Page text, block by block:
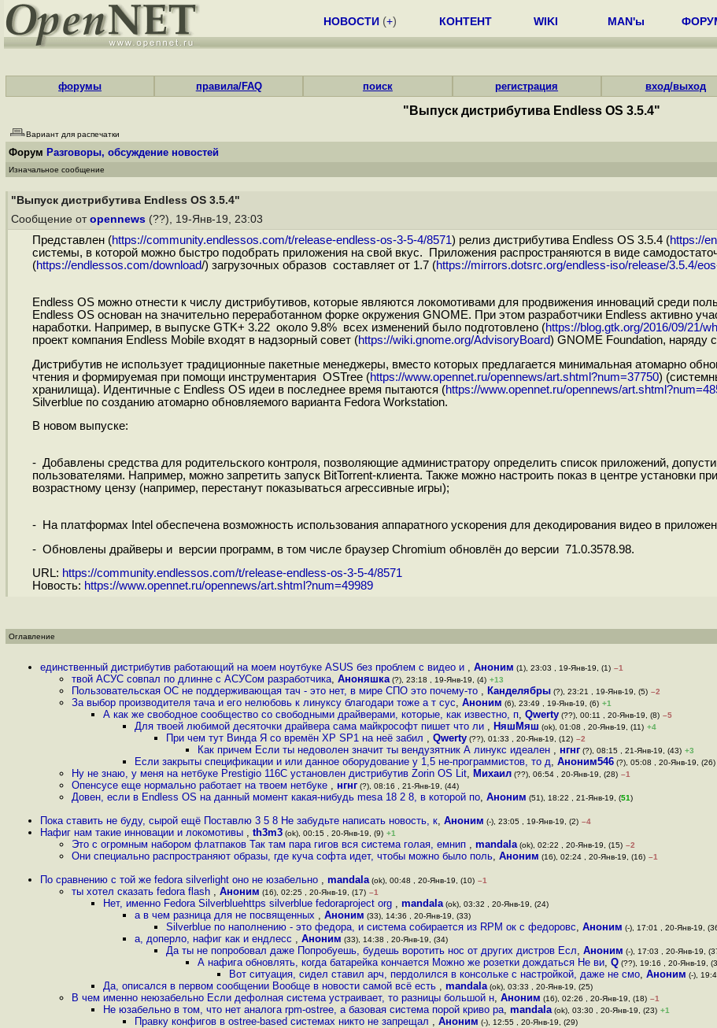
НОВОСТИ (+) КОНТЕНТ WIKI MAN'ы
форумы правила/FAQ поиск регистрация вход/выход
"Выпуск дистрибутива Endless OS 3.5.4"
Вариант для распечатки
Форум Разговоры, обсуждение новостей
Изначальное сообщение
"Выпуск дистрибутива Endless OS 3.5.4"
Сообщение от opennews (??), 19-Янв-19, 23:03
Представлен (https://community.endlessos.com/t/release-endless-os-3-5-4/8571) релиз дистрибутива Endless OS 3.5.4 (https://
системы, в которой можно быстро подобрать приложения на свой вкус. Приложения распространяются в виде
(https://endlessos.com/download/) загрузочных образов составляет от 1.7 (https://mirrors.dotsrc.org/endless-iso/release/3.5.4/
Endless OS можно отнести к числу дистрибутивов, которые являются локомотивами для продвижения инноваций среди
Endless OS основан на значительно переработанном форке окружения GNOME. При этом разработчики Endless активно
наработки. Например, в выпуске GTK+ 3.22 около 9.8% всех изменений было подготовлено (https://blog.gtk.org/2016/09/21/
проект компания Endless Mobile входят в надзорный совет (https://wiki.gnome.org/AdvisoryBoard) GNOME Foundation, наряду
Дистрибутив не использует традиционные пакетные менеджеры, вместо которых предлагается минимальная атомарно
чтения и формируемая при помощи инструментария OSTree (https://www.opennet.ru/opennews/art.shtml?num=37750)
хранилища). Идентичные с Endless OS идеи в последнее время пытаются (https://www.opennet.ru/opennews/
Silverblue по созданию атомарно обновляемого варианта Fedora Workstation.
В новом выпуске:
- Добавлены средства для родительского контроля, позволяющие администратору определить список приложений,
пользователями. Например, можно запретить запуск BitTorrent-клиента. Также можно настроить показ в центре установки
возрастному цензу (например, перестанут показываться агрессивные игры);
- На платформах Intel обеспечена возможность использования аппаратного ускорения для декодирования видео в
- Обновлены драйверы и версии программ, в том числе браузер Chromium обновлён до версии 71.0.3578.98.
URL: https://community.endlessos.com/t/release-endless-os-3-5-4/8571
Новость: https://www.opennet.ru/opennews/art.shtml?num=49989
Оглавление
единственный дистрибутив работающий на моем ноутбуке ASUS без проблем с видео и , Аноним (1), 23:03 , 19-Янв-19, (1) –1
твой АСУС совпал по длинне с АСУСом разработчика, Аноняшка (?), 23:18 , 19-Янв-19, (4) +13
Пользовательская ОС не поддерживающая тач - это нет, в мире СПО это почему-то , Канделябры (?), 23:21 , 19-Янв-19, (5) –2
За выбор производителя тача и его нелюбовь к линуксу благодари тоже а т сус, Аноним (6), 23:49 , 19-Янв-19, (6) +1
А как же свободное сообщество со свободными драйверами, которые, как известно, п, Qwerty (??), 00:11 , 20-Янв-19, (8) –5
Для твоей любимой десяточки драйвера сама майкрософт пишет что ли , НяшМяш (ok), 01:08 , 20-Янв-19, (11) +4
При чем тут Винда Я со времён XP SP1 на неё забил , Qwerty (??), 01:33 , 20-Янв-19, (12) –2
Как причем Если ты недоволен значит ты вендузятник А линукс идеален , нгнг (?), 08:15 , 21-Янв-19, (43) +3
Если закрыты спецификации и или данное оборудование у 1,5 не-программистов, то д, Аноним546 (?), 05:08 , 20-Янв-19, (26)
Ну не знаю, у меня на нетбуке Prestigio 116C установлен дистрибутив Zorin OS Lit, Михаил (??), 06:54 , 20-Янв-19, (28) –1
Опенсусе еще нормально работает на твоем нетбуке , нгнг (?), 08:16 , 21-Янв-19, (44)
Довен, если в Endless OS на данный момент какая-нибудь mesa 18 2 8, в которой по, Аноним (51), 18:22 , 21-Янв-19, (51)
Пока ставить не буду, сырой ещё Поставлю 3 5 8 Не забудьте написать новость, к, Аноним (-), 23:05 , 19-Янв-19, (2) –4
Нафиг нам такие инновации и локомотивы , th3m3 (ok), 00:15 , 20-Янв-19, (9) +1
Это с огромным набором флатпаков Так там пара гигов вся система голая, емнип , mandala (ok), 02:22 , 20-Янв-19, (15) –2
Они специально распространяют образы, где куча софта идет, чтобы можно было поль, Аноним (16), 02:24 , 20-Янв-19, (16) –1
По сравнению с той же fedora silverlight оно не юзабельно , mandala (ok), 00:48 , 20-Янв-19, (10) –1
ты хотел сказать fedora flash , Аноним (16), 02:25 , 20-Янв-19, (17) –1
Нет, именно Fedora Silverbluehttps silverblue fedoraproject org , mandala (ok), 03:32 , 20-Янв-19, (24)
а в чем разница для не посвященных , Аноним (33), 14:36 , 20-Янв-19, (33)
Silverblue по наполнению - это федора, и система собирается из RPM ок с федоровс, Аноним (-), 17:01 , 20-Янв-19,
а, доперло, нафиг как и ендлесс , Аноним (33), 14:38 , 20-Янв-19, (34)
Да ты не попробовал даже Попробуешь, будешь воротить нос от других дистров Есл, Аноним (-), 17:03 , 20-Янв-19,
А нафига обновлять, когда батарейка кончается Можно же розетки дождаться Не ви, Q (??), 19:16 , 20-Янв-19,
Вот ситуация, сидел ставил арч, пердолился в консольке с настройкой, даже не смо, Аноним (-),
Да, описался в первом сообщении Вообще в новости самой всё есть , mandala (ok), 03:33 , 20-Янв-19, (25)
В чем именно неюзабельно Если дефолная система устраивает, то разницы большой н, Аноним (16), 02:26 , 20-Янв-19, (18) –1
Не юзабельно в том, что нет аналога rpm-ostree, а базовая система порой криво ра, mandala (ok), 03:30 , 20-Янв-19, (23) +1
Правку конфигов в ostree-based системах никто не запрещал , Аноним (-), 12:55 , 20-Янв-19, (29)